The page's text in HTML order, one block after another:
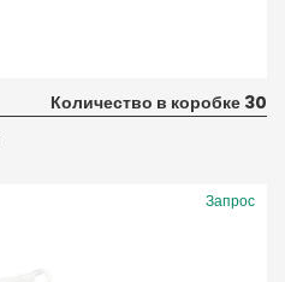
Количество в коробке 30
Запрос